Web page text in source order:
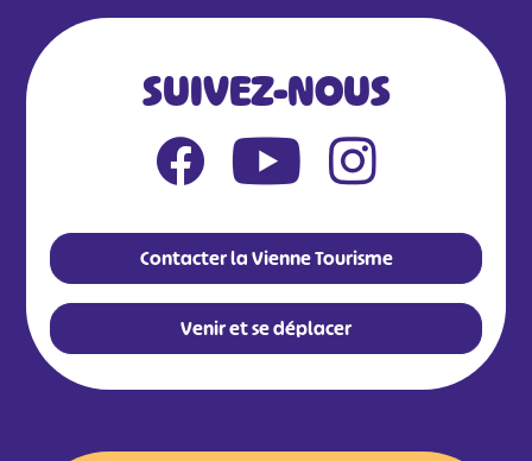
SUIVEZ-NOUS
Contacter la Vienne Tourisme
Venir et se déplacer